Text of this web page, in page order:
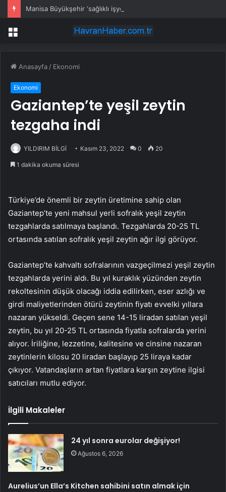
Manisa Büyükşehir ‘sağlıklı işyeri’ sertifikasına kavuştu
Menü
Anasayfa / Ekonomi
Ekonomi
Gaziantep’te yeşil zeytin
tezgaha indi
YILDIRIM BİLGİ Kasım 23, 2022 0 20
1 dakika okuma süresi
Türkiye’de önemli bir zeytin üretimine sahip olan
Gaziantep’te yeni mahsul yerli sofralık yeşil zeytin
tezgahlarda satılmaya başlandı. Tezgahlarda 20-25 TL
ortasında satılan sofralık yeşil zeytin ağır ilgi görüyor.
Gaziantep’te kahvaltı sofralarının vazgeçilmezi yeşil zeytin
tezgahlarda yerini aldı. Bu yıl kuraklık yüzünden zeytin
rekoltesinin düşük olacağı iddia edilirken, eser azlığı ve
girdi maliyetlerinden ötürü zeytinin fiyatı evvelki yıllara
nazaran yükseldi. Geçen sene 14-15 liradan satılan yeşil
zeytin, bu yıl 20-25 TL ortasında fiyatla sofralarda yerini
alıyor. İriliğine, lezzetine, kalitesine ve cinsine nazaran
zeytinlerin kilosu 20 liradan başlayıp 25 liraya kadar
çıkıyor. Vatandaşların artan fiyatlara karşın zeytine ilgisi
satıcıları mutlu ediyor.
İlgili Makaleler
24 yıl sonra eurolar değişiyor!
Ağustos 6, 2026
Aurelius’un Ella’s Kitchen sahibini satın almak için